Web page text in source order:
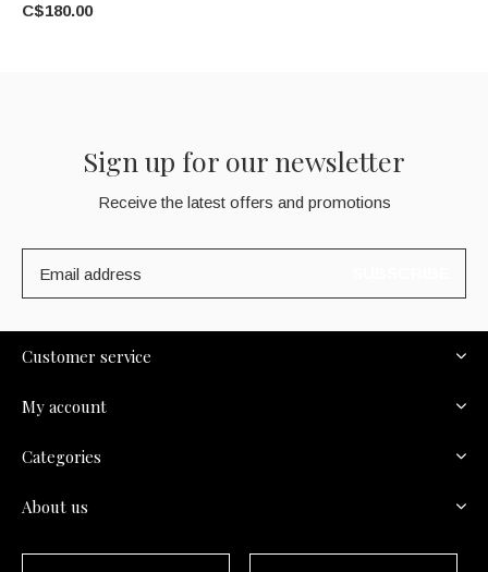
C$180.00
Sign up for our newsletter
Receive the latest offers and promotions
Customer service
My account
Categories
About us